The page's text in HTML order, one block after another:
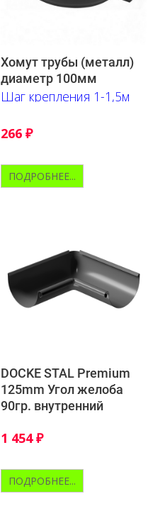
Хомут трубы (металл)
диаметр 100мм
Шаг крепления 1-1,5м
266 ₽
ПОДРОБНЕЕ...
DOCKE STAL Premium
125mm Угол желоба
90гр. внутренний
1 454₽
ПОДРОБНЕЕ...